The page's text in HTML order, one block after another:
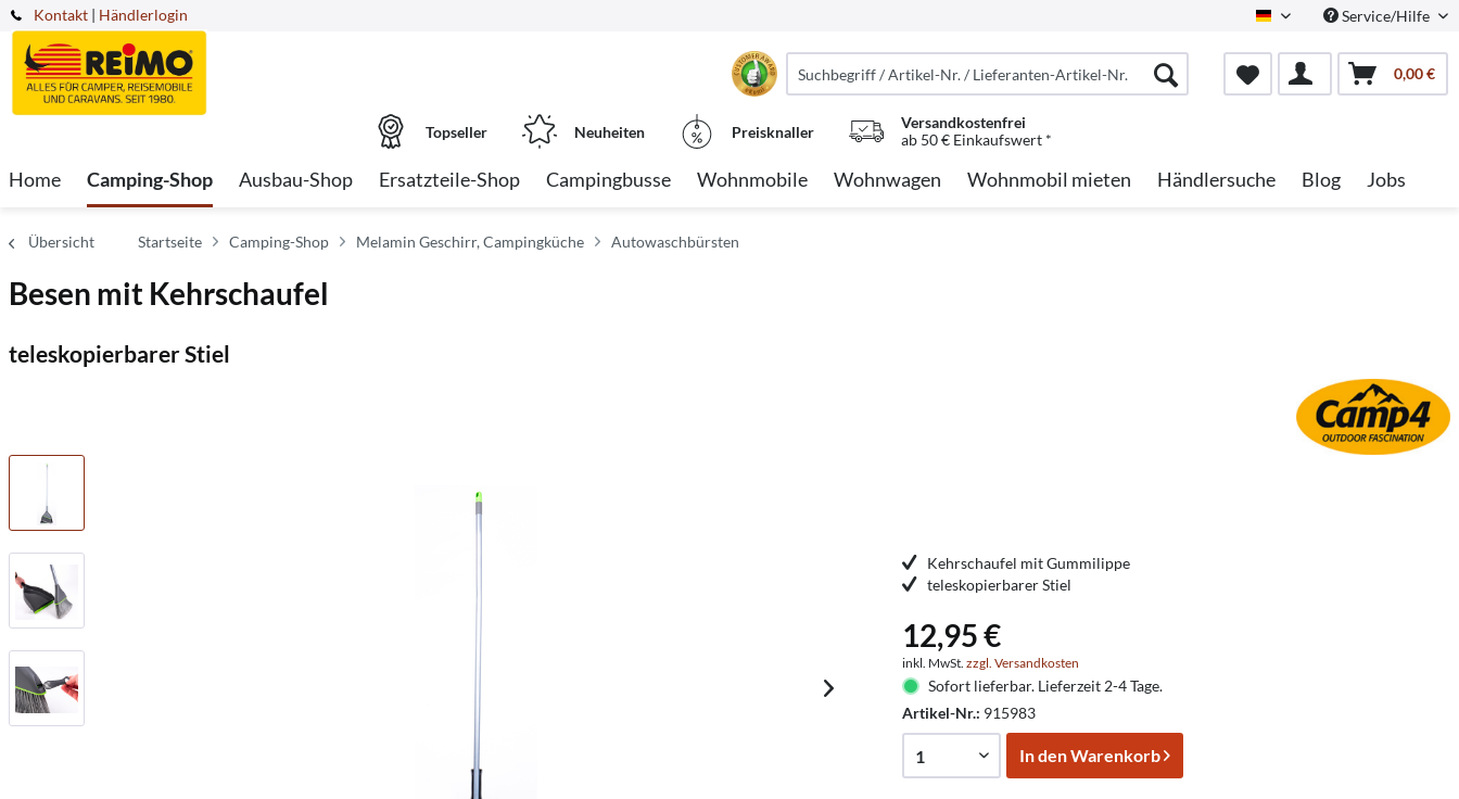
Kontakt German Service/Hilfe
| Händlerlogin
0,00 €
Topseller Neuheiten Preisknaller
Versandkostenfrei
ab 50 € Einkaufswert *
Home Camping-Shop Ausbau-Shop Ersatzteile-Shop Campingbusse Wohnmobile Wohnwagen Wohnmobil mieten Händlersuche Blog Jobs
Übersicht Startseite Camping-Shop Melamin Geschirr, Campingküche Autowaschbürsten
Besen mit Kehrschaufel
teleskopierbarer Stiel
Kehrschaufel mit Gummilippe
teleskopierbarer Stiel
12,95 €
inkl. MwSt.zzgl. Versandkosten
Sofort lieferbar. Lieferzeit 2-4 Tage.
Artikel-Nr.: 915983
In denWarenkorb